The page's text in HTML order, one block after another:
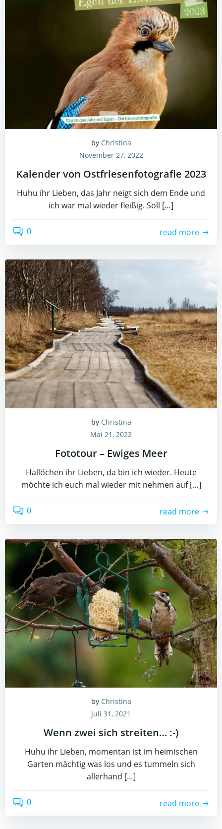
by Christina
November 27, 2022
Kalender von Ostfriesenfotografie 2023
Huhu ihr Lieben, das Jahr neigt sich dem Ende und
ich war mal wieder fleißig. Soll […]
0 read more
by Christina
Mai 21, 2022
Fototour – Ewiges Meer
Hallöchen ihr Lieben, da bin ich wieder. Heute
möchte ich euch mal wieder mit nehmen auf […]
0 read more
by Christina
Juli 31, 2021
Wenn zwei sich streiten… :-)
Huhu ihr Lieben, momentan ist im heimischen
Garten mächtig was los und es tummeln sich
allerhand […]
0 read more